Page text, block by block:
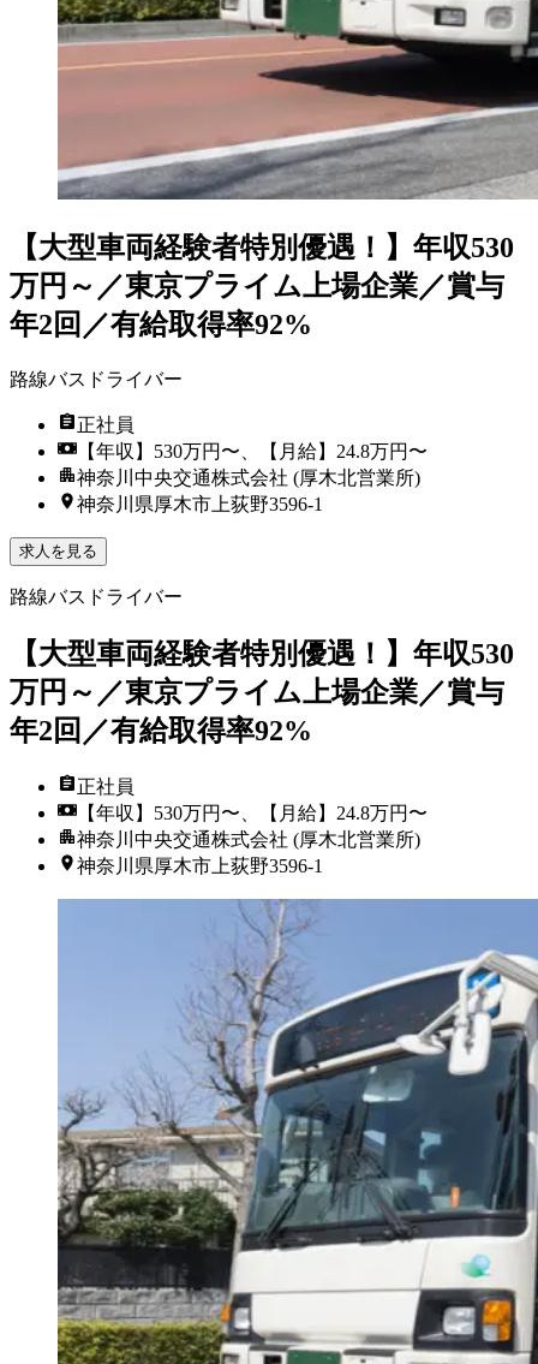
【大型車両経験者特別優遇！】年収530
万円～／東京プライム上場企業／賞与
年2回／有給取得率92%
路線バスドライバー
正社員
【年収】530万円〜、【月給】24.8万円〜
神奈川中央交通株式会社 (厚木北営業所)
神奈川県厚木市上荻野3596-1
求人を見る
路線バスドライバー
【大型車両経験者特別優遇！】年収530
万円～／東京プライム上場企業／賞与
年2回／有給取得率92%
正社員
【年収】530万円〜、【月給】24.8万円〜
神奈川中央交通株式会社 (厚木北営業所)
神奈川県厚木市上荻野3596-1